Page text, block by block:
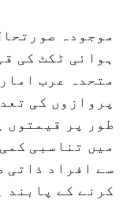
موجودہ
ہوائی ٹکٹ کی
متحدہ عرب
پروازوں کی
طور پر قیمتوں
میں تناسبی
سے افراد ذاتی
کرنے کے پابند